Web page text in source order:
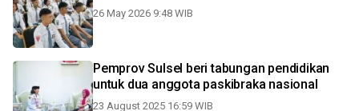
26 May 2026 9:48 WIB
Pemprov Sulsel beri tabungan pendidikan
untuk dua anggota paskibraka nasional
23 August 2025 16:59 WIB